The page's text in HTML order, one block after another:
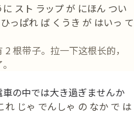
スト ラップ が にほん つい
っぱれ ば くうき が はいっ て
根带子。拉一下这根长的，
の中では大き過ぎませんか
じゃ でんしゃ の なか で は